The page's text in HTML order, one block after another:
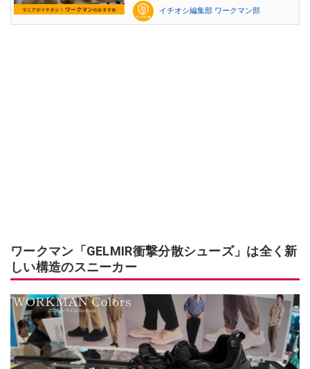
イチオシ編集部 ワークマン部
ワークマン「GELMIR衝撃分散シューズ」は全く新
しい構造のスニーカー